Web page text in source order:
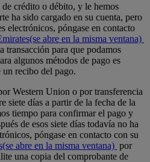
crédito o débito, y le hemos
ha sido cargado en su cuenta, pero
electrónicos, póngase en contacto
(se abre en la misma ventana)
transacción para que podamos
algunos métodos de pago es
recibo del pago.
Western Union o por transferencia
siete días a partir de la fecha de la
tiempo para confirmar el pago y
de esos siete días todavía no ha
póngase en contacto con su
(se abre en la misma ventana) por
una copia del comprobante de